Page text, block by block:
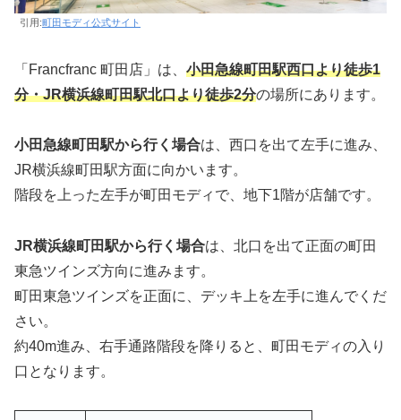
引用:町田モディ公式サイト
「Francfranc 町田店」は、 小田急線町田駅西口より徒歩1
分・JR横浜線町田駅北口より徒歩2分の場所にあります。
小田急線町田駅から行く場合は、西口を出て左手に進み、
JR横浜線町田駅方面に向かいます。
階段を上った左手が町田モディで、地下1階が店舗です。
JR横浜線町田駅から行く場合は、北口を出て正面の町田
東急ツインズ方向に進みます。
町田東急ツインズを正面に、デッキ上を左手に進んでくだ
さい。
約40m進み、右手通路階段を降りると、町田モディの入り
口となります。